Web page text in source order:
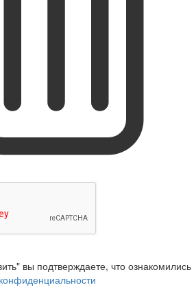
вы подтверждаете, что ознакомились